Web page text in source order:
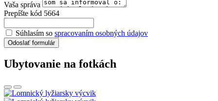
Vaša správa
Prepíšte kód 5664
Súhlasím so spracovaním osobných údajov
Odoslať formulár
Ubytovanie na fotkách